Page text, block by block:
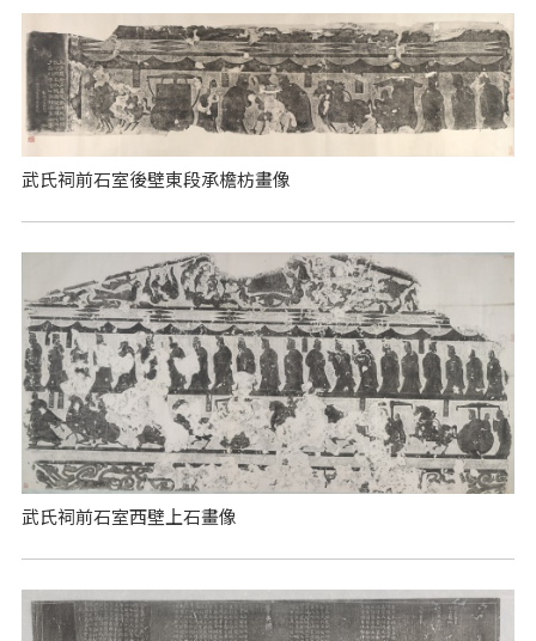
武氏祠前石室後壁東段承檐枋畫像
武氏祠前石室西壁上石畫像